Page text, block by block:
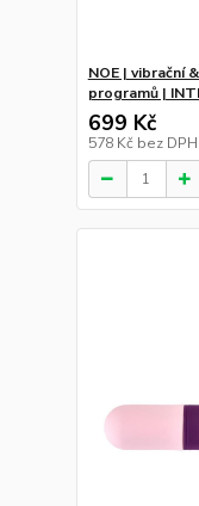
NOE | vibrační
programů |
699 Kč
578 Kč bez DPH